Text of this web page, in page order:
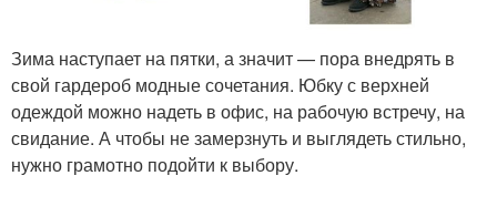
Зима наступает на пятки, а значит — пора внедрять в
свой гардероб модные сочетания. Юбку с верхней
одеждой можно надеть в офис, на рабочую встречу, на
свидание. А чтобы не замерзнуть и выглядеть стильно,
нужно грамотно подойти к выбору.